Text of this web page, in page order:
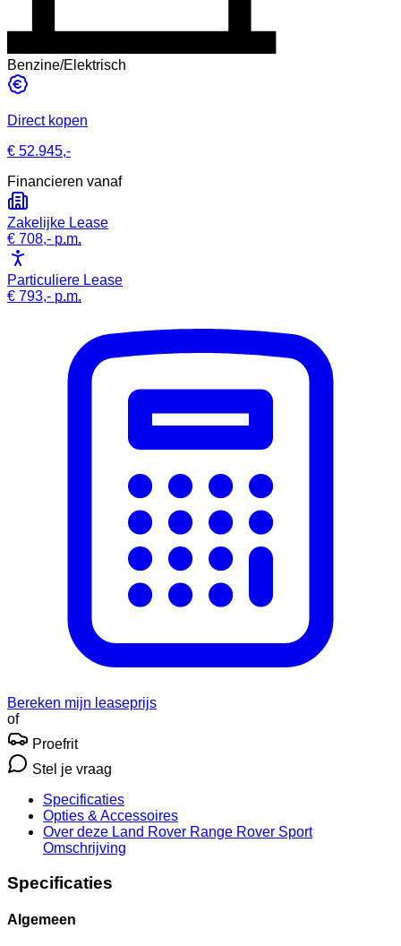
Benzine/Elektrisch
Direct kopen
€ 52.945,-
Financieren vanaf
Zakelijke Lease
€ 708,- p.m.
Particuliere Lease
€ 793,- p.m.
Bereken mijn leaseprijs
of
Proefrit
Stel je vraag
Specificaties
Opties & Accessoires
Over deze Land Rover Range Rover Sport
Omschrijving
Specificaties
Algemeen